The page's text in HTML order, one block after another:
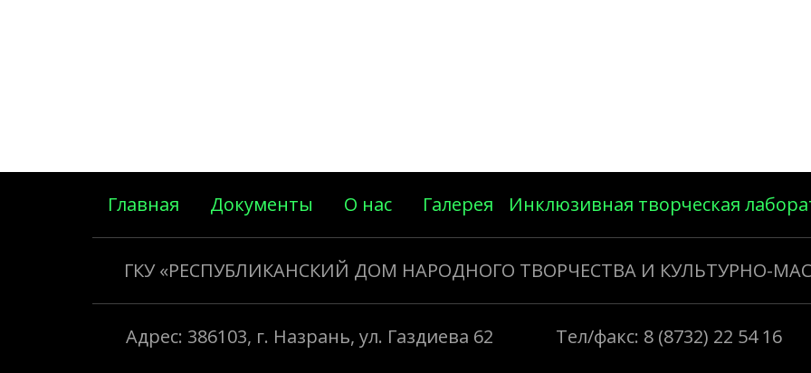
Главная Документы О нас Галерея Инклюзивная творческая
ГКУ «РЕСПУБЛИКАНСКИЙ ДОМ НАРОДНОГО ТВОРЧЕСТВА И КУЛЬТУРНО-
Адрес: 386103, г. Назрань, ул. Газдиева 62 Тел/факс: 8 (8732) 22 54 16